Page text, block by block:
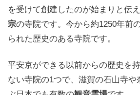
を受けて創建したのが始まりと伝え
宗の寺院です。今から約1250年前
られた歴史のある寺院です。
平安京ができる以前からの歴史を
ない寺院の1つで、滋賀の石山寺や